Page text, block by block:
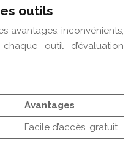
outils
avantages, inconvénients,
outil d’évaluation
Avantages
Facile d’accès, gratuit